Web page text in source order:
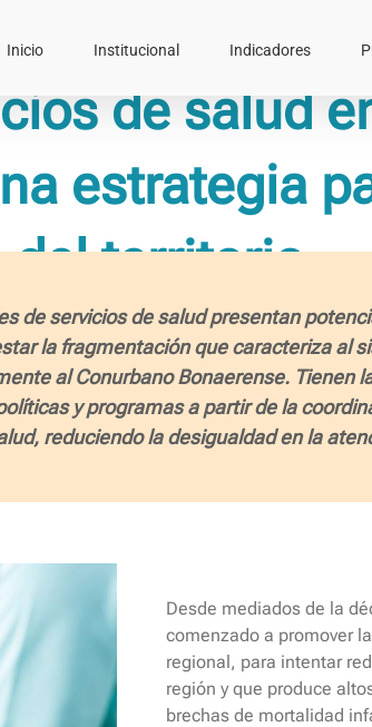
Inicio Institucional Indicadores
de salud
estrategia
del territorio
de servicios de salud presentan
la fragmentación que caracteriza al
al Conurbano Bonaerense. Tienen
y programas a partir de la
reduciendo la desigualdad en la
Desde mediados de la
comenzado a promover
regional, para intentar
región y que produce
brechas de mortalidad